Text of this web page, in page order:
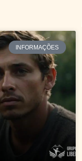
INFORMAÇÕES